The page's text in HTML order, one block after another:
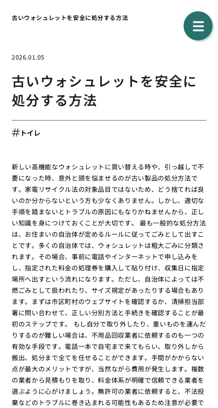
古いウォシュレットを安全に処分する方法
2026.01.05
古いウォシュレットを安全に
処分する方法
トイレ
新しい高機能なウォシュレットに買い替える時や、引っ越しで不
要になった時、意外と頭を悩ませるのが古い製品の処分方法で
す。家電リサイクル法の対象品目ではないため、どう捨てれば良
いのか分からないという方も少なくありません。しかし、適切な
手順を踏まないとトラブルの原因にもなりかねませんから、正し
い知識を身につけておくことが大切です。 最も一般的な処分方法
は、お住まいの自治体が定めるルールに従ってごみとして出すこ
とです。多くの自治体では、ウォシュレットは粗大ごみに分類さ
れます。その場合、事前に電話やインターネットで申し込みを
し、指定された料金の処理券を購入して貼り付け、収集日に指定
場所へ出すという流れになります。ただし、自治体によっては不
燃ごみとして扱われたり、サイズ規定があったりする場合もあり
ます。まずは市区町村のウェブサイトを確認するか、清掃担当部
署に問い合わせて、正しい分別方法と手続きを確認することが最
初のステップです。 もし自分で取り外したり、重いものを運んだ
りするのが難しい場合は、不用品回収業者に依頼するのも一つの
有効な手段です。電話一本で自宅まで来てもらい、取り外しから
搬出、処分まで全てを任せることができます。手間がかからない
点が最大のメリットですが、当然ながら費用が発生します。複数
の業者から見積もりを取り、料金体系が明確で信頼できる業者を
選ぶように心がけましょう。無許可の業者に依頼すると、不法投
棄などのトラブルに巻き込まれる可能性もあるため注意が必要で